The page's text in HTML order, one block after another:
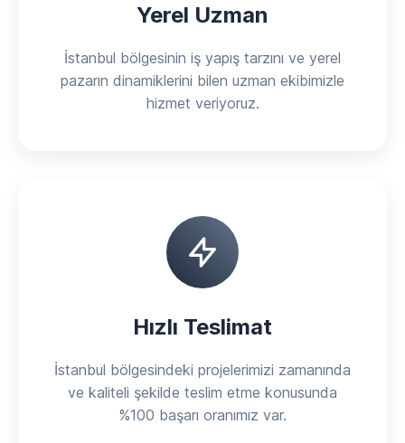
Yerel Uzman
İstanbul bölgesinin iş yapış tarzını ve yerel
pazarın dinamiklerini bilen uzman ekibimizle
hizmet veriyoruz.
Hızlı Teslimat
İstanbul bölgesindeki projelerimizi zamanında
ve kaliteli şekilde teslim etme konusunda
%100 başarı oranımız var.